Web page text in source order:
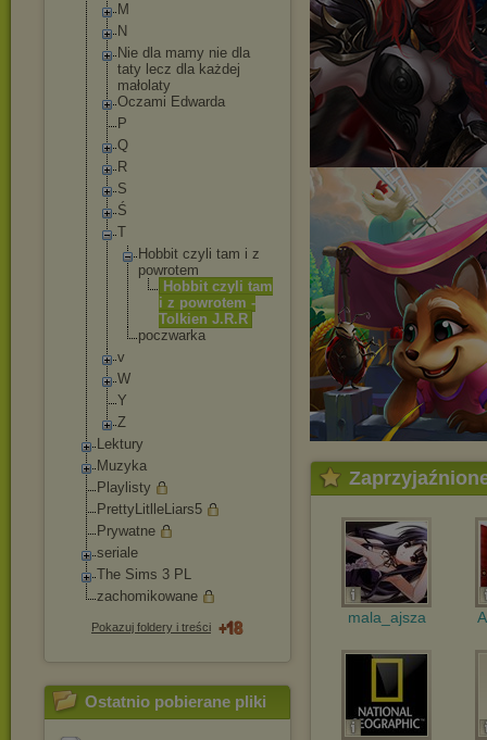
M
N
Nie dla mamy nie dla
taty lecz dla każdej
małolaty
Oczami Edwarda
P
Q
R
S
Ś
T
Hobbit czyli tam i z
powrotem
Hobbit czyli tam
i z powrotem -
Tolkien J.R.R
poczwarka
v
W
Y
Z
Lektury
Muzyka
Playlisty
PrettyLitlleLiars5
Prywatne
seriale
The Sims 3 PL
zachomikowane
Pokazuj foldery i treści
Ostatnio pobierane pliki
mala_ajsza